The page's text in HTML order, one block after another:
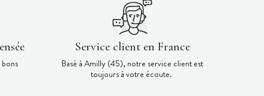
Service client en France
Basé à Amilly (45), notre service client est
toujours à votre écoute.